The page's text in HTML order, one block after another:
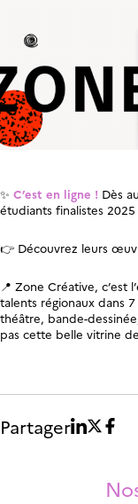
✨ C’est en ligne ! Dès
étudiants finalistes
👉 Découvrez leurs
📍 Zone Créative, c’est
talents régionaux dans
théâtre, bande-
pas cette belle vitrine
Partager